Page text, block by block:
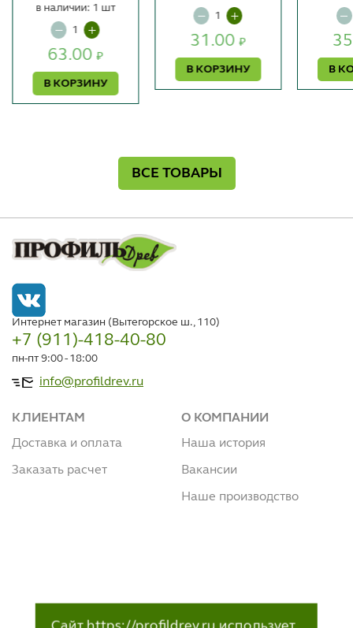
63.00₽
В КОРЗИНУ
в наличии: 1 шт
31.00₽
В КОРЗИНУ В
ВСЕ ТОВАРЫ
Интернет магазин (Вытегорское ш., 110)
+7 (911)-418-40-80
пн-пт 9:00 - 18:00
info@profildrev.ru
КЛИЕНТАМ
Доставка и оплата
Заказать расчет
О КОМПАНИИ
Наша история
Вакансии
Наше производство